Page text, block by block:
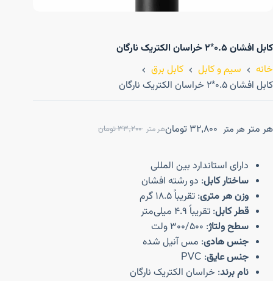
کابل افشان ۰.۵*۲ خراسان الکتریک نارگان
خانه
سیم و کابل
کابل برق
کابل افشان ۰.۵*۲ خراسان الکتریک نارگان
هر متر هر متر 33,200تومان هر متر 32,800 تومان
دارای استاندارد بین المللی
ساختار کابل: دو رشته افشان
وزن هر متری: تقریباً 18.5 گرم
قطر کابل: تقریباً 4.9 میلی‌متر
سطح ولتاژ: 300/500 ولت
جنس هادی: مس آنیل شده
جنس عایق: PVC
نام برند: خراسان الکتریک نارگان